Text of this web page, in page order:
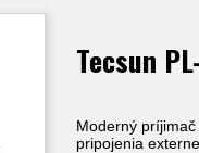
Tecsun
Moderný
pripojenia